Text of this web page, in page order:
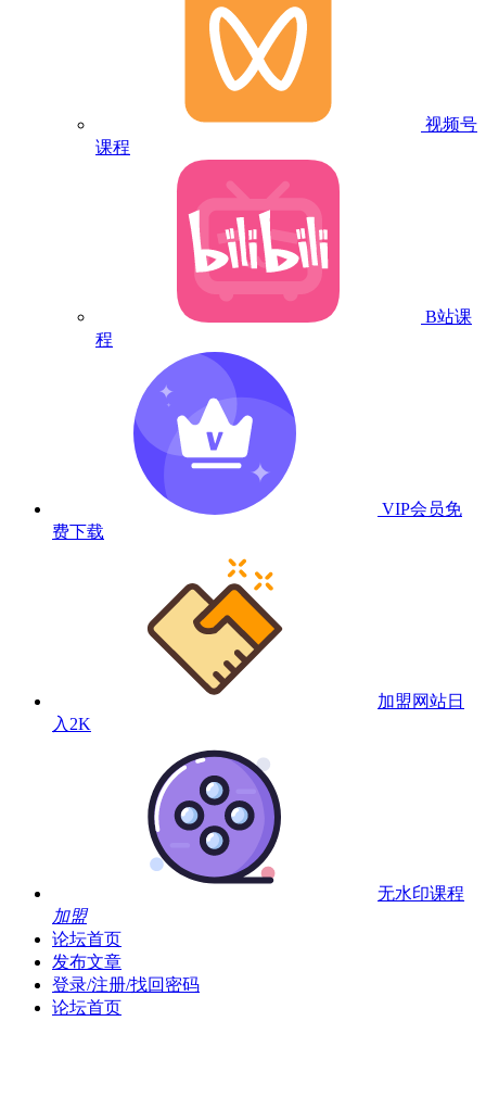
视频号
课程
B站课
程
VIP会员免
费下载
加盟网站日
入2K
无水印课程
加盟
论坛首页
发布文章
登录/注册/找回密码
论坛首页